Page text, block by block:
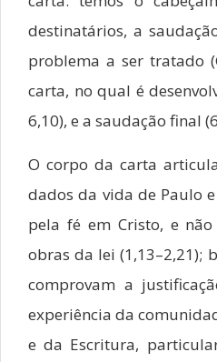
destinatários, a
problema a ser tratado
carta, no qual é
6,10), e a saudação final
O corpo da carta
dados da vida de Paulo
pela fé em Cristo, e
obras da lei (1,13–2,21);
comprovam a
experiência da
e da Escritura,